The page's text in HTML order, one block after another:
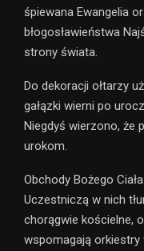
śpiewana Ewangelia
błogosławieństwa
strony świata.
Do dekoracji ołtarzy
gałązki wierni po
Niegdyś wierzono, że
urokom.
Obchody Bożego
Uczestniczą w nich
chorągwie kościelne,
wspomagają orkiestry